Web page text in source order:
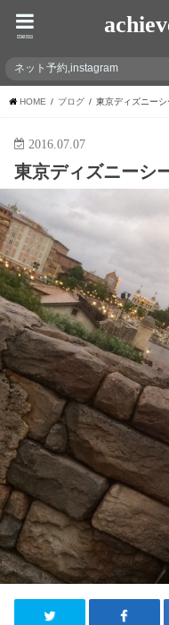
menu
ネット予約,instagram
HOME ブログ 東京ディズニー
2016.07.07
東京ディズニーシ